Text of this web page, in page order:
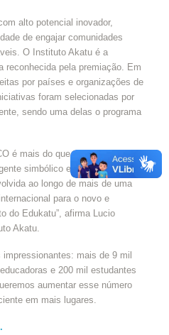
alto potencial inovador,
de engajar comunidades
O Instituto Akatu é a
reconhecida pela premiação. Em
por países e organizações de
foram selecionadas por
sendo uma delas o programa
é mais do que uma celebração;
simbólico e estratégico, que
ao longo de mais de uma
para o novo e
do Edukatu”, afirma Lucio
Akatu.
mais de 9 mil
e 200 mil estudantes
aumentar esse número
em mais lugares.